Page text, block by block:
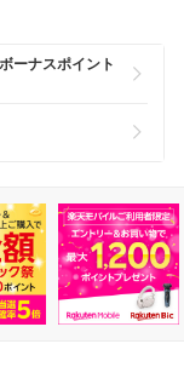
ーナスポイント